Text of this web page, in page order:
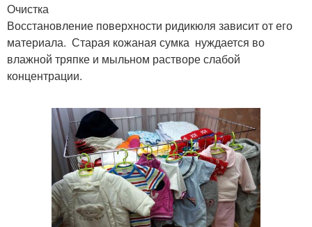
Очистка
Восстановление поверхности ридикюля зависит от его
материала. Старая кожаная сумка нуждается во
влажной тряпке и мыльном растворе слабой
концентрации.